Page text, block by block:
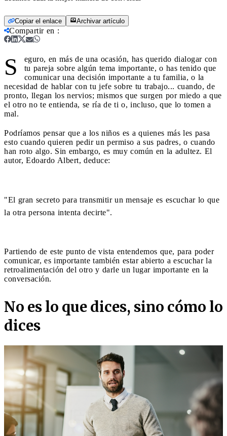
Copiar el enlace Archivar artículo
Compartir en :
S
eguro, en más de una ocasión, has querido dialogar con
tu pareja sobre algún tema importante, o has tenido que
comunicar una decisión importante a tu familia, o la
necesidad de hablar con tu jefe sobre tu trabajo... cuando, de
pronto, llegan los nervios; mismos que surgen por miedo a que
el otro no te entienda, se ría de ti o, incluso, que lo tomen a
mal.
Podríamos pensar que a los niños es a quienes más les pasa
esto cuando quieren pedir un permiso a sus padres, o cuando
han roto algo. Sin embargo, es muy común en la adultez. El
autor, Edoardo Albert, deduce:
"El gran secreto para transmitir un mensaje es escuchar lo que
la otra persona intenta decirte".
Partiendo de este punto de vista entendemos que, para poder
comunicar, es importante también estar abierto a escuchar la
retroalimentación del otro y darle un lugar importante en la
conversación.
No es lo que dices, sino cómo lo
dices